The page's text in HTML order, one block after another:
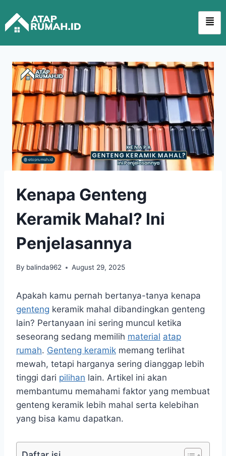
Kenapa Genteng
Keramik Mahal? Ini
Penjelasannya
By balinda962 August 29, 2025
Apakah kamu pernah bertanya-tanya kenapa
genteng keramik mahal dibandingkan genteng
lain? Pertanyaan ini sering muncul ketika
seseorang sedang memilih material atap
rumah. Genteng keramik memang terlihat
mewah, tetapi harganya sering dianggap lebih
tinggi dari pilihan lain. Artikel ini akan
membantumu memahami faktor yang membuat
genteng keramik lebih mahal serta kelebihan
yang bisa kamu dapatkan.